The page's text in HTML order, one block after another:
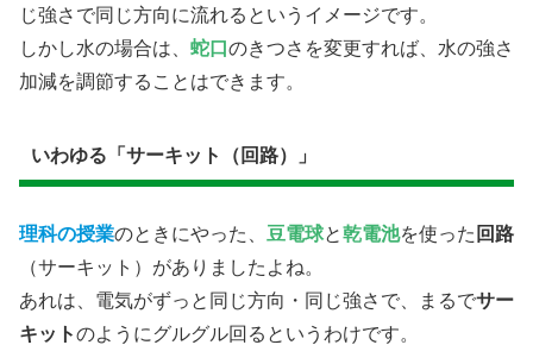
じ強さで同じ方向に流れるというイメージです。
しかし水の場合は、 蛇口 のきつさを変更すれば、水の強さ
加減を調節することはできます。
いわゆる「サーキット（回路）」
理科の授業のときにやった、 豆電球と乾電池を使った 回路
（サーキット）がありましたよね。
あれは、電気がずっと同じ方向・同じ強さで、まるでサー
キットのようにグルグル回るというわけです。